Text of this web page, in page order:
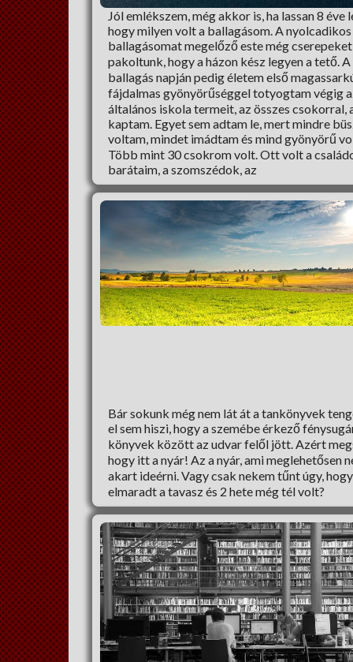
Jól emlékszem, még akkor is, ha lassan 8 éve
hogy milyen volt a ballagásom. A nyolcadikos
ballagásomat megelőző este még cserepeket
pakoltunk, hogy a házon kész legyen a tető. A
ballagás napján pedig életem első
fájdalmas gyönyörűséggel totyogtam végig
általános iskola termeit, az összes csokorral,
kaptam. Egyet sem adtam le, mert mindre
voltam, mindet imádtam és mind gyönyörű
Több mint 30 csokrom volt. Ott volt a
barátaim, a szomszédok, az
Bár sokunk még nem lát át a tankönyvek
el sem hiszi, hogy a szemébe érkező
könyvek között az udvar felől jött. Azért
hogy itt a nyár! Az a nyár, ami meglehetősen
akart ideérni. Vagy csak nekem tűnt úgy, hogy
elmaradt a tavasz és 2 hete még tél volt?